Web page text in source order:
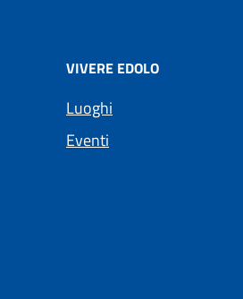
VIVERE EDOLO
Luoghi
Eventi